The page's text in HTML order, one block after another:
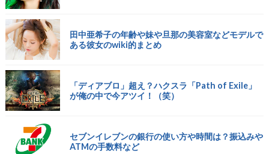
田中亜希子の年齢や妹や旦那の美容室などモデルで
ある彼女のwiki的まとめ
「ディアブロ」超え？ハクスラ「Path of Exile」
が俺の中で今アツイ！（笑）
セブンイレブンの銀行の使い方や時間は？振込みや
ATMの手数料など